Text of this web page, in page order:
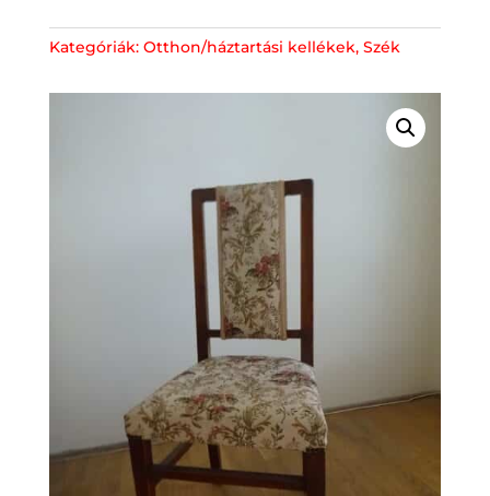
Kategóriák: Otthon/háztartási kellékek, Szék